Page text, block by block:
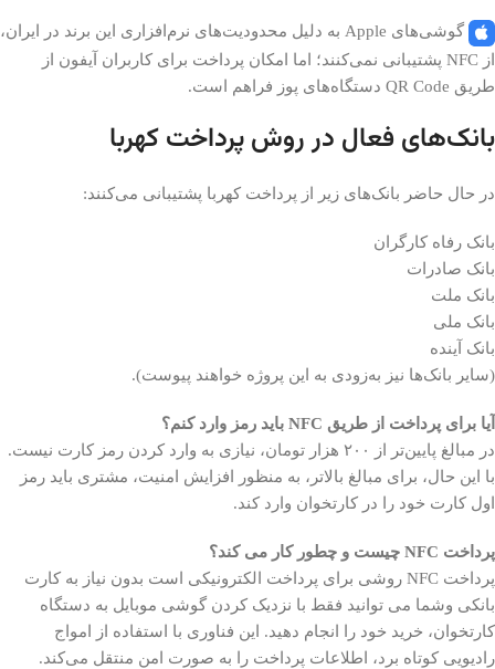
گوشی‌های Apple به دلیل محدودیت‌های نرم‌افزاری این برند در ایران،
از NFC پشتیبانی نمی‌کنند؛ اما امکان پرداخت برای کاربران آیفون از
طریق QR Code دستگاه‌های پوز فراهم است.
بانک‌های فعال در روش پرداخت کهربا
در حال حاضر بانک‌های زیر از پرداخت کهربا پشتیبانی می‌کنند:
بانک رفاه کارگران
بانک صادرات
بانک ملت
بانک ملی
بانک آینده
(سایر بانک‌ها نیز به‌زودی به این پروژه خواهند پیوست).
آیا برای پرداخت از طریق NFC باید رمز وارد کنم؟
در مبالغ پایین‌تر از ۲۰۰ هزار تومان، نیازی به وارد کردن رمز کارت نیست.
با این حال، برای مبالغ بالاتر، به منظور افزایش امنیت، مشتری باید رمز
اول کارت خود را در کارتخوان وارد کند.
پرداخت NFC چیست و چطور کار می کند؟
پرداخت NFC روشی برای پرداخت الکترونیکی است بدون نیاز به کارت
بانکی وشما می توانید فقط با نزدیک کردن گوشی موبایل به دستگاه
کارتخوان، خرید خود را انجام دهید. این فناوری با استفاده از امواج
رادیویی کوتاه برد، اطلاعات پرداخت را به صورت امن منتقل می‌کند.